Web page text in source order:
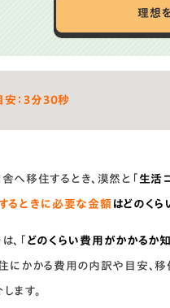
理想
安：３分30秒
へ移住するとき、漠然と「 生活
るときに必要な金額 はどのくら
、「 どのくらい費用がかかるか
にかかる費用の内訳や目安、
ます。